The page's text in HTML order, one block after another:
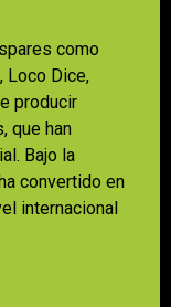
como
Loco Dice,
producir
que han
Bajo la
convertido en
internacional